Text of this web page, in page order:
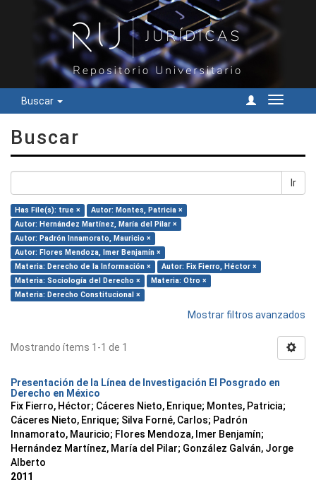
Buscar
Cambiar
Buscar
Ir
Has File(s): true ×
Autor: Montes, Patricia ×
Autor: Hernández Martínez, María del Pilar ×
Autor: Padrón Innamorato, Mauricio ×
Autor: Flores Mendoza, Imer Benjamín ×
Materia: Derecho de la Información ×
Autor: Fix Fierro, Héctor ×
Materia: Sociología del Derecho ×
Materia: Otro ×
Materia: Derecho Constitucional ×
Mostrar filtros avanzados
Mostrando ítems 1-1 de 1
Presentación de la Línea de Investigación El Posgrado en
Derecho en México
Fix Fierro, Héctor; Cáceres Nieto, Enrique; Montes, Patricia;
Cáceres Nieto, Enrique; Silva Forné, Carlos; Padrón
Innamorato, Mauricio; Flores Mendoza, Imer Benjamín;
Hernández Martínez, María del Pilar; González Galván, Jorge
Alberto
2011